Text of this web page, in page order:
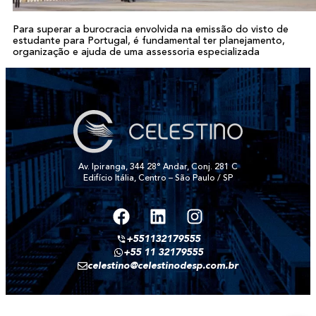
Para superar a burocracia envolvida na emissão do visto de
estudante para Portugal, é fundamental ter planejamento,
organização e ajuda de uma assessoria especializada
Av. Ipiranga, 344 28° Andar, Conj. 281 C
Edifício Itália, Centro – São Paulo / SP
+551132179555
+55 11 32179555
celestino@celestinodesp.com.br